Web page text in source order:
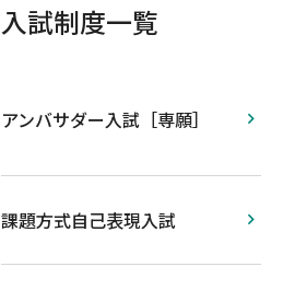
入試制度一覧
アンバサダー入試［専願］
課題方式自己表現入試